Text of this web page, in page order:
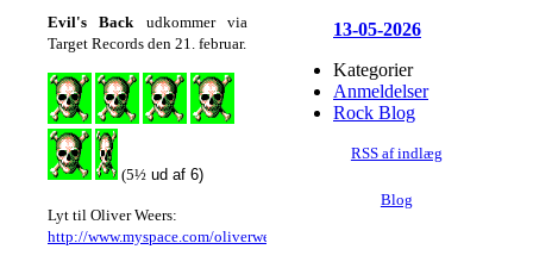
Evil's Backudkommer via
Target Records den 21. februar.
(5½ ud af 6)
Lyt til Oliver Weers:
http://www.myspace.com/oliverweersband
13-05-2026
Kategorier
Anmeldelser
Rock Blog
RSS af indlæg
Blog